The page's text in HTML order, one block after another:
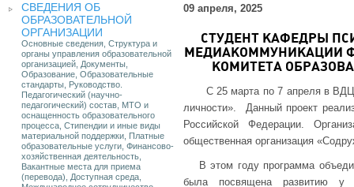
СВЕДЕНИЯ ОБ
ОБРАЗОВАТЕЛЬНОЙ
ОРГАНИЗАЦИИ
Основные сведения, Структура и
органы управления образовательной
организацией, Документы,
Образование, Образовательные
стандарты, Руководство.
Педагогический (научно-
педагогический) состав, МТО и
оснащенность образовательного
процесса, Стипендии и иные виды
материальной поддержки, Платные
образовательные услуги, Финансово-
хозяйственная деятельность,
Вакантные места для приема
(перевода), Доступная среда,
09 апреля, 2025
СТУДЕНТ КАФЕДРЫ
МЕДИАКОММУНИКАЦИИ
КОМИТЕТА
С 25 марта по 7 апреля в
личности». Данный проект
Российской Федерации.
общественная организация
В этом году программа
была посвящена развитию у